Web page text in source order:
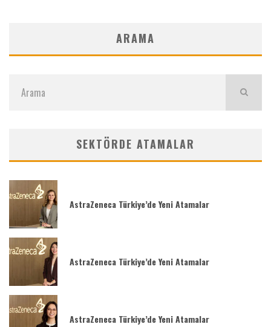
ARAMA
SEKTÖRDE ATAMALAR
AstraZeneca Türkiye’de Yeni Atamalar
AstraZeneca Türkiye’de Yeni Atamalar
AstraZeneca Türkiye’de Yeni Atamalar